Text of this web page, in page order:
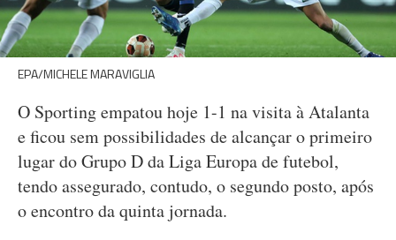
EPA/MICHELE MARAVIGLIA
O Sporting empatou hoje 1-1 na visita à Atalanta
e ficou sem possibilidades de alcançar o primeiro
lugar do Grupo D da Liga Europa de futebol,
tendo assegurado, contudo, o segundo posto, após
o encontro da quinta jornada.